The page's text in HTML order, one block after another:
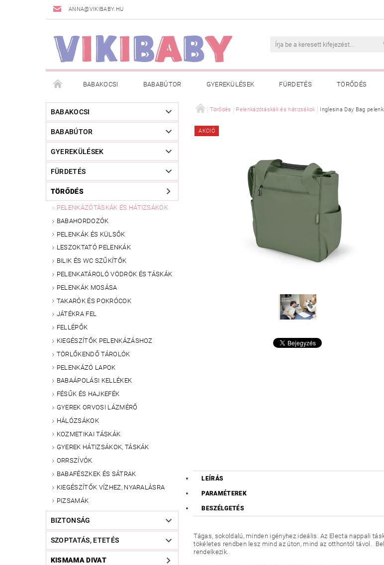
ANNA@VIKIBABY.HU
BABAKOCSI BABABÚTOR GYEREKÜLÉSEK FÜRDETÉS TÖRŐDÉS
DOGSPACE AKCIÓS TERMÉKEINK VÁSÁRLÁSI FELTÉTELEK
TÖRZSVÁSÁRLÓI PROGRAM RÓLUNK A MEGFELELŐ MÉRET MEGÁLLAPÍTÁSA
BABAKOCSI
BABABÚTOR
GYEREKÜLÉSEK
FÜRDETÉS
TÖRŐDÉS
PELENKÁZÓTÁSKÁK ÉS HÁTIZSÁKOK
BABAHORDOZÓK
PELENKÁK ÉS KÜLSŐK
LESZOKTATÓ PELENKÁK
BILIK ÉS WC SZŰKÍTŐK
PELENKATÁROLÓ VÖDRÖK ÉS TÁSKÁK
PELENKÁK MOSÁSA
TAKARÓK ÉS POKRÓCOK
JÁTÉKRA FEL
FELLÉPŐK
KIEGÉSZÍTŐK PELENKÁZÁSHOZ
TÖRLŐKENDŐ TÁROLÓK
PELENKÁZÓ LAPOK
BABAÁPOLÁSI KELLÉKEK
FÉSŰK ÉS HAJKEFÉK
GYEREK ORVOSI LÁZMÉRŐ
HÁLÓZSÁKOK
KOZMETIKAI TÁSKÁK
GYEREK HÁTIZSÁKOK, TÁSKÁK
ORRSZÍVÓK
BABAFÉSZKEK ÉS SÁTRAK
KIEGÉSZÍTŐK VÍZHEZ, NYARALÁSRA
PIZSAMÁK
BIZTONSÁG
SZOPTATÁS, ETETÉS
KISMAMA DIVAT
Törődés Pelenkázótáskák és hátizsákok Inglesina Day Bag
AKCIÓ
LEÍRÁS
PARAMÉTEREK
BESZÉLGETÉS
Tágas, sokoldalú, minden igényhez ideális. Az Electa nappali
tökéletes rendben lesz mind az úton, mind az otthontól távol.
rendelkezik.